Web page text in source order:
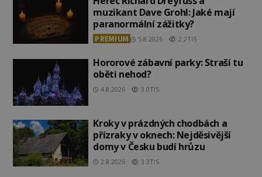
muzikant Dave Grohl: Jaké mají
paranormální zážitky?
PREMIUM 5.8.2026 2.2TIS
Hororové zábavní parky: Straší tu
oběti nehod?
4.8.2026 3.0TIS
Kroky v prázdných chodbách a
přízraky v oknech: Nejděsivější
domy v Česku budí hrůzu
2.8.2026 3.3TIS